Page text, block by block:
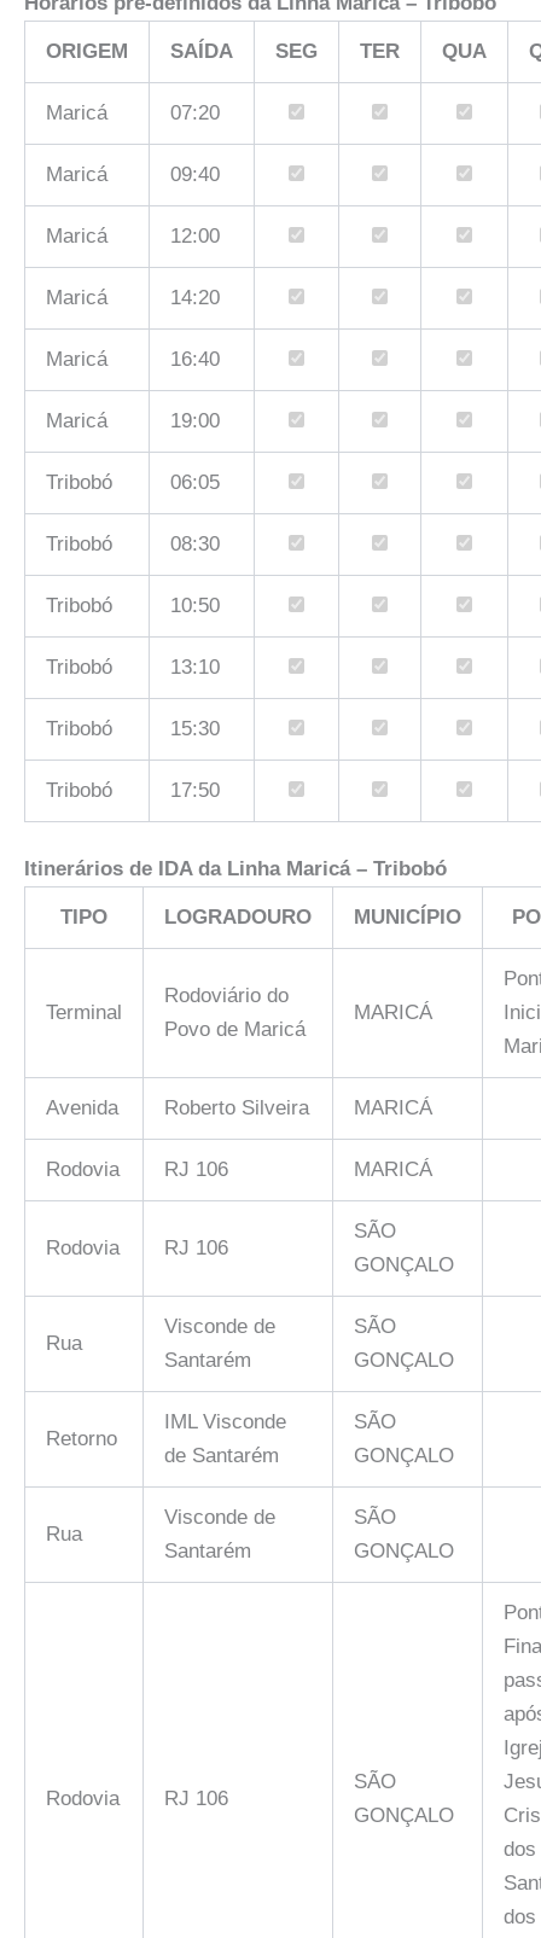
ORIGEM SAÍDA SEG TER QUA
Maricá 07:20
Maricá 09:40
Maricá 12:00
Maricá 14:20
Maricá 16:40
Maricá 19:00
Tribobó 06:05
Tribobó 08:30
Tribobó 10:50
Tribobó 13:10
Tribobó 15:30
Tribobó 17:50
Itinerários de IDA da Linha Maricá – Tribobó
TIPO LOGRADOURO MUNICÍPIO
Terminal
Rodoviário do
Povo de Maricá
MARICÁ
Avenida Roberto Silveira MARICÁ
Rodovia RJ 106 MARICÁ
Rodovia RJ 106
SÃO
GONÇALO
Rua
Visconde de
Santarém
SÃO
GONÇALO
Retorno
IML Visconde
de Santarém
SÃO
GONÇALO
Rua
Visconde de
Santarém
SÃO
GONÇALO
Rodovia RJ 106
SÃO
GONÇALO
dos
dos